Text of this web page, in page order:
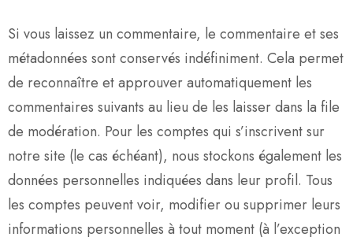
Si vous laissez un commentaire, le commentaire et ses
métadonnées sont conservés indéfiniment. Cela permet
de reconnaître et approuver automatiquement les
commentaires suivants au lieu de les laisser dans la file
de modération. Pour les comptes qui s’inscrivent sur
notre site (le cas échéant), nous stockons également les
données personnelles indiquées dans leur profil. Tous
les comptes peuvent voir, modifier ou supprimer leurs
informations personnelles à tout moment (à l’exception